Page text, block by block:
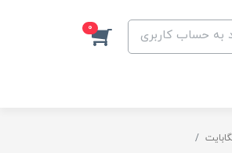
به حساب کاربری 0